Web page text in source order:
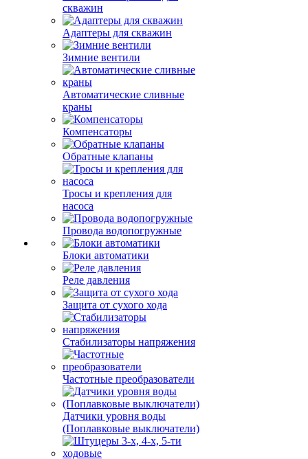
скважин
Адаптеры для скважин
Зимние вентили
Автоматические сливные
краны
Компенсаторы
Обратные клапаны
Тросы и крепления для
насоса
Провода водопогружные
Блоки автоматики
Реле давления
Защита от сухого хода
Стабилизаторы напряжения
Частотные преобразователи
Датчики уровня воды
(Поплавковые выключатели)